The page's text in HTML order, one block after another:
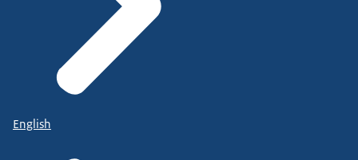
English